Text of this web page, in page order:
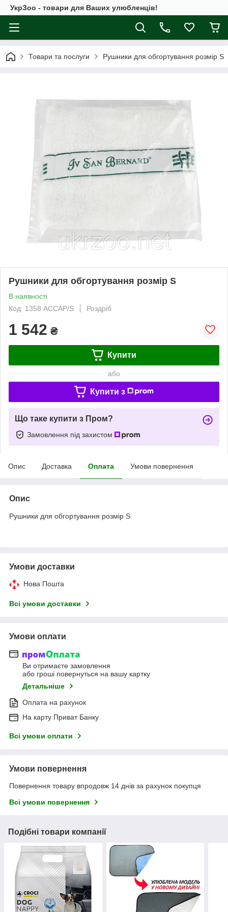
УкрЗоо - товари для Ваших улюбленців!
Товари та послуги Рушники для обгортування розмір S
Рушники для обгортування розмір S
В наявності
Код: 1358 ACCAP/S
Роздріб
1 542 ₴
Купити
або
Купити з
Що таке купити з Пром?
Замовлення під захистом
Опис Доставка Оплата Умови повернення
Опис
Рушники для обгортування розмір S
Умови доставки
Нова Пошта
Всі умови доставки
Умови оплати
Ви отримаєте замовлення
або гроші повернуться на вашу картку
Детальніше
Оплата на рахунок
На карту Приват Банку
Всі умови оплати
Умови повернення
Повернення товару впродовж 14 днів за рахунок покупця
Всі умови повернення
Подібні товари компанії